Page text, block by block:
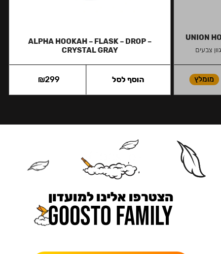
UNION
צבעים
מומלץ
ALPHA HOOKAH – FLASK – DROP –
CRYSTAL GRAY
₪299 הוסף לסל
הצטרפו אלינו למועדון